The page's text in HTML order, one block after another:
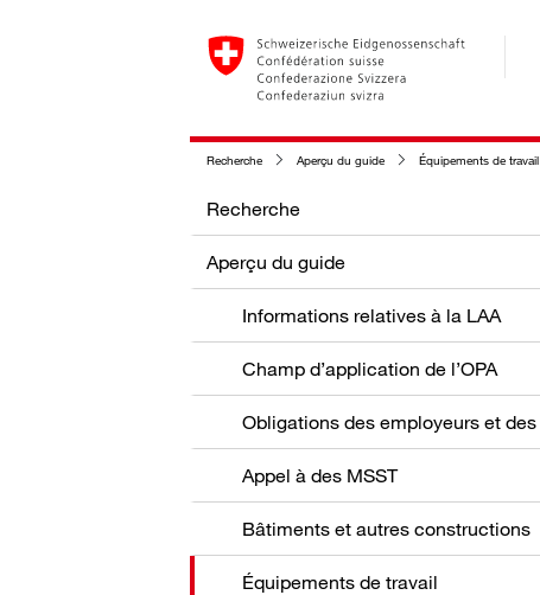
Recherche Aperçu du guide Équipements de travail
Recherche
Aperçu du guide
Informations relatives à la LAA
Champ d’application de l’OPA
Appel à des MSST
Bâtiments et autres constructions
Équipements de travail